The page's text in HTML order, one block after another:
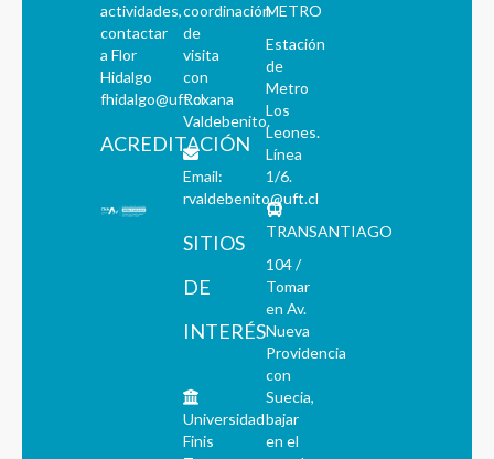
actividades,
contactar
a Flor
Hidalgo
fhidalgo@uft.cl
ACREDITACIÓN
coordinación
de
visita
con
Roxana
Valdebenito.
Email:
rvaldebenito@uft.cl
SITIOS
DE
INTERÉS
Universidad
Finis
METRO
Estación
de
Metro
Los
Leones.
Línea
1/6.
TRANSANTIAGO
104 /
Tomar
en Av.
Nueva
Providencia
con
Suecia,
bajar
en el